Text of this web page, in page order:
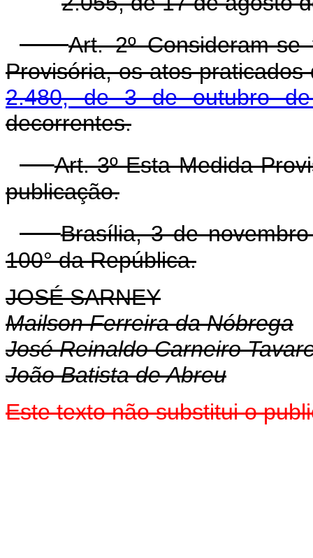
Art. 2º Consideram-
Provisória, os atos
2.480, de 3 de outubro
decorrentes.
Art. 3º Esta Medida
publicação.
Brasília, 3 de
100° da República.
JOSÉ SARNEY
Mailson Ferreira da Nóbrega
José Reinaldo Carneiro
João Batista de Abreu
Este texto não substitui o